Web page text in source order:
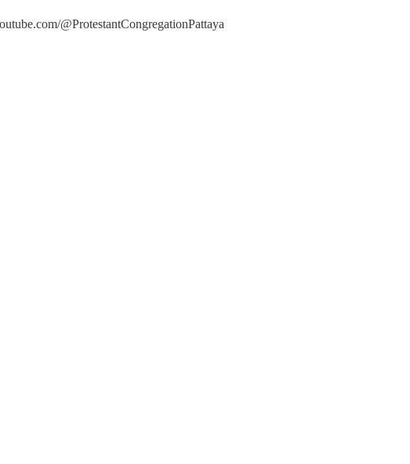
@ProtestantCongregationPattaya